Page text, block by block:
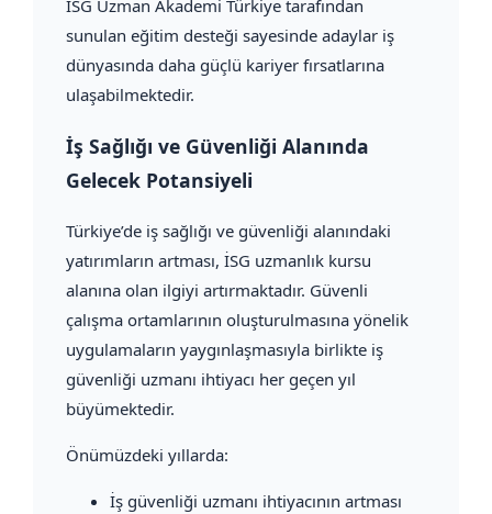
İSG Uzman Akademi Türkiye tarafından
sunulan eğitim desteği sayesinde adaylar iş
dünyasında daha güçlü kariyer fırsatlarına
ulaşabilmektedir.
İş Sağlığı ve Güvenliği Alanında
Gelecek Potansiyeli
Türkiye’de iş sağlığı ve güvenliği alanındaki
yatırımların artması, İSG uzmanlık kursu
alanına olan ilgiyi artırmaktadır. Güvenli
çalışma ortamlarının oluşturulmasına yönelik
uygulamaların yaygınlaşmasıyla birlikte iş
güvenliği uzmanı ihtiyacı her geçen yıl
büyümektedir.
Önümüzdeki yıllarda:
İş güvenliği uzmanı ihtiyacının artması